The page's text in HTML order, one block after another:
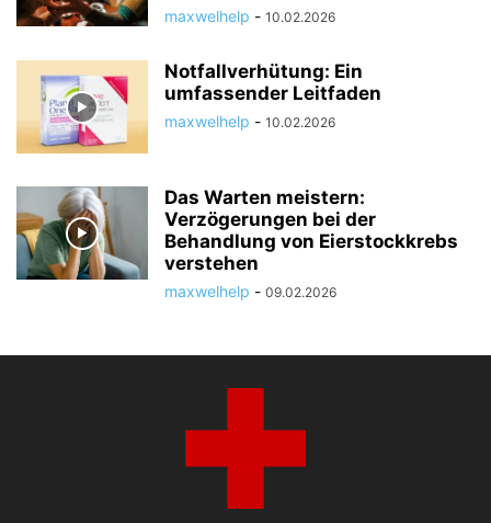
maxwelhelp - 10.02.2026
Notfallverhütung: Ein
umfassender Leitfaden
maxwelhelp - 10.02.2026
Das Warten meistern:
Verzögerungen bei der
Behandlung von Eierstockkrebs
verstehen
maxwelhelp - 09.02.2026